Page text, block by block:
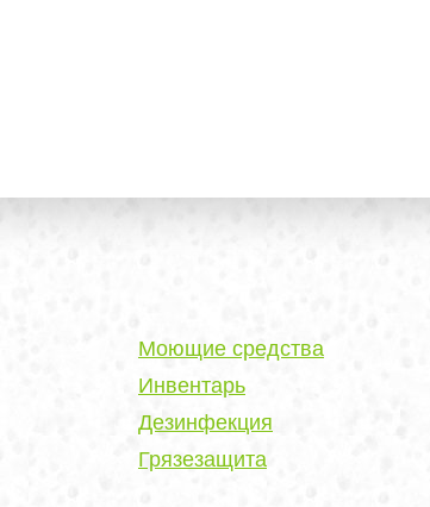
Моющие средства
Инвентарь
Дезинфекция
Грязезащита